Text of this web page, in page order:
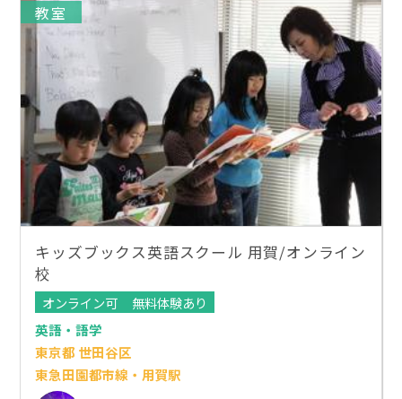
教室
キッズブックス英語スクール 用賀/オンライン
校
オンライン可
無料体験あり
英語・語学
東京都 世田谷区
東急田園都市線・用賀駅